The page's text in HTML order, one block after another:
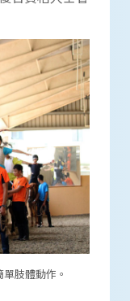
肢體動作。